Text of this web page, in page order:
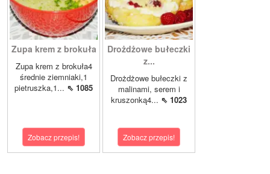
Zupa krem z brokuła
Zupa krem z brokuła4
średnie ziemniaki,1
pietruszka,1... ⇖ 1085
Zobacz przepis!
Drożdżowe bułeczki
z...
Drożdżowe bułeczki z
malinami, serem i
kruszonką4... ⇖ 1023
Zobacz przepis!